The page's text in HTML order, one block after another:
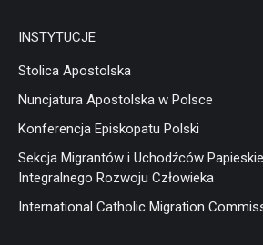
INSTYTUCJE
Stolica Apostolska
Nuncjatura Apostolska w Polsce
Konferencja Episkopatu Polski
Sekcja Migrantów i Uchodźców
Integralnego Rozwoju Człowieka
International Catholic Migration